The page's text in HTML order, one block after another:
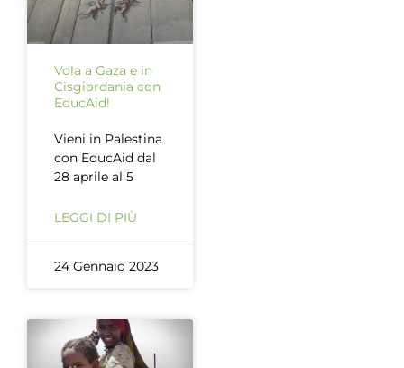
Vola a Gaza e in
Cisgiordania con
EducAid!
Vieni in Palestina
con EducAid dal
28 aprile al 5
LEGGI DI PIÙ
24 Gennaio 2023